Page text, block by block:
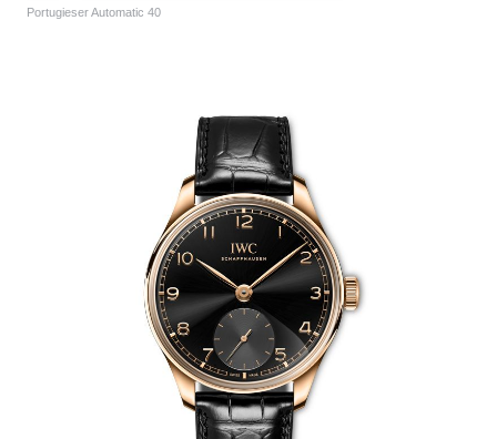
Portugieser Automatic 40